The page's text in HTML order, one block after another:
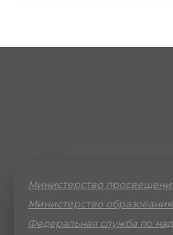
Министерство
Министерство
Федеральная служба по